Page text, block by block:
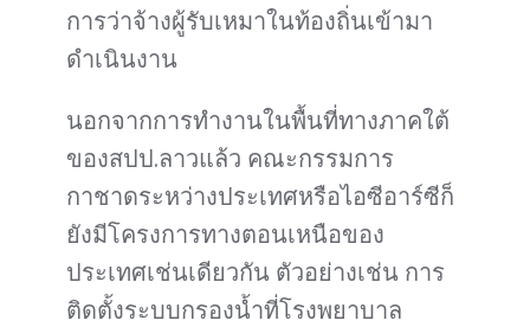
การว่าจ้างผู้รับเหมาในท้องถิ่นเข้ามา
ดำเนินงาน
นอกจากการทำงานในพื้นที่ทางภาคใต้
ของสปป.ลาวแล้ว คณะกรรมการ
กาชาดระหว่างประเทศหรือไอซีอาร์ซีก็
ยังมีโครงการทางตอนเหนือของ
ประเทศเช่นเดียวกัน ตัวอย่างเช่น การ
ติดตั้งระบบกรองน้ำที่โรงพยาบาล